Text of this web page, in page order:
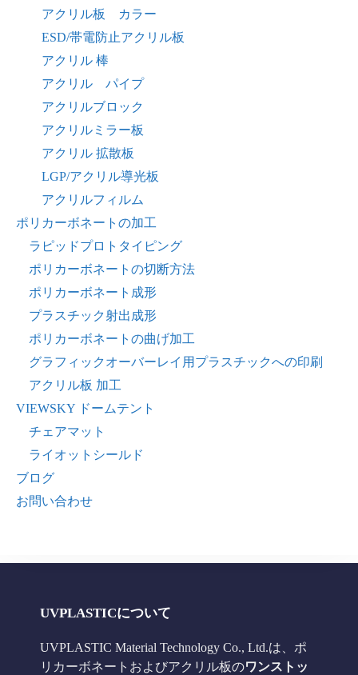
アクリル板 カラー
ESD/帯電防止アクリル板
アクリル 棒
アクリル パイプ
アクリルブロック
アクリルミラー板
アクリル 拡散板
LGP/アクリル導光板
アクリルフィルム
ポリカーボネートの加工
ラピッドプロトタイピング
ポリカーボネートの切断方法
ポリカーボネート成形
プラスチック射出成形
ポリカーボネートの曲げ加工
グラフィックオーバーレイ用プラスチックへの印刷
アクリル板 加工
VIEWSKY ドームテント
チェアマット
ライオットシールド
ブログ
お問い合わせ
UVPLASTICについて
UVPLASTIC Material Technology Co., Ltd.は、ポ
リカーボネートおよびアクリル板のワンストッ